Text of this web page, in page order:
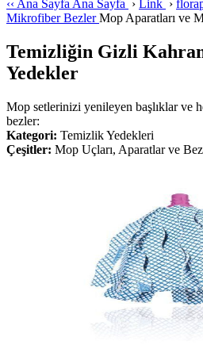
‹‹ Ana Sayfa Ana Sayfa › Link ›
Mikrofiber BezlerMop Aparatları ve
Temizliğin Gizli
Yedekler
Mop setlerinizi yenileyen başlıklar ve
bezler:
Kategori: Temizlik Yedekleri
Çeşitler: Mop Uçları, Aparatlar ve